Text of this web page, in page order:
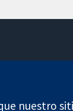
nuestro